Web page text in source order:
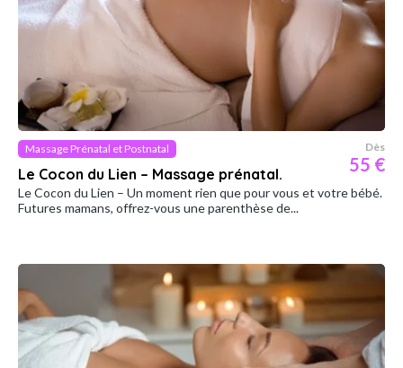
Massage Prénatal et Postnatal
Le Cocon du Lien – Massage prénatal.
Dès
55 €
Le Cocon du Lien – Un moment rien que pour vous et votre bébé.
Futures mamans, offrez-vous une parenthèse de...